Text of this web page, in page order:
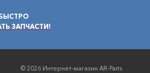
ЗАПЧАСТИ!
© 2026 Интернет-магазин AR-Parts